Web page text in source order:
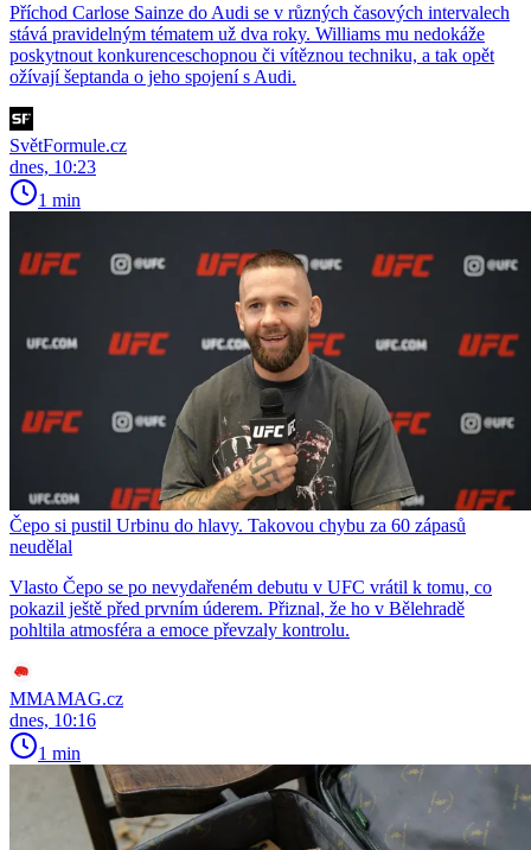
Příchod Carlose Sainze do Audi se v různých časových intervalech
stává pravidelným tématem už dva roky. Williams mu nedokáže
poskytnout konkurenceschopnou či vítěznou techniku, a tak opět
ožívají šeptanda o jeho spojení s Audi.
SvětFormule.cz
dnes, 10:23
1 min
Čepo si pustil Urbinu do hlavy. Takovou chybu za 60 zápasů
neudělal
Vlasto Čepo se po nevydařeném debutu v UFC vrátil k tomu, co
pokazil ještě před prvním úderem. Přiznal, že ho v Bělehradě
pohltila atmosféra a emoce převzaly kontrolu.
MMAMAG.cz
dnes, 10:16
1 min